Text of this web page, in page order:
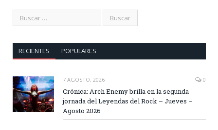
RECIENTES POPULARES
7 AGOSTO, 2026 0
Crónica: Arch Enemy brilla en la segunda
jornada del Leyendas del Rock – Jueves –
Agosto 2026